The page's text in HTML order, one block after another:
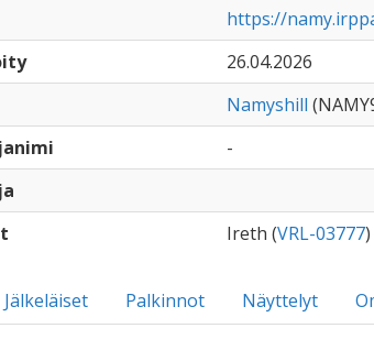
https://
26.04.2026
Namyshill
-
Ireth (VRL-03777)
Jälkeläiset Palkinnot Näyttelyt